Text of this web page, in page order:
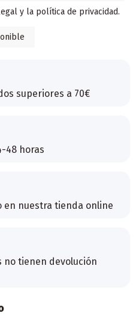
y la política de privacidad.
superiores a 70€
48 horas
en nuestra tienda online
no tienen devolución